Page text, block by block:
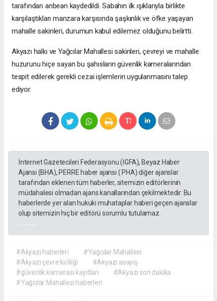
tarafından anbean kaydedildi. Sabahın ilk ışıklarıyla birlikte
karşılaştıkları manzara karşısında şaşkınlık ve öfke yaşayan
mahalle sakinleri, durumun kabul edilemez olduğunu belirtti.
Akyazı halkı ve Yağcılar Mahallesi sakinleri, çevreyi ve mahalle
huzurunu hiçe sayan bu şahısların güvenlik kameralarından
tespit edilerek gerekli cezai işlemlerin uygulanmasını talep
ediyor.
İnternet Gazetecileri Federasyonu (İGFA), Beyaz Haber
Ajansı (BHA), PERRE haber ajansı ( PHA) diğer ajanslar
tarafından eklenen tüm haberler, sitemizin editörlerinin
müdahalesi olmadan ajans kanallarından çekilmektedir. Bu
haberlerde yer alan hukuki muhataplar haberi geçen ajanslar
olup sitemizin hiç bir editörü sorumlu tutulamaz.
#Akyazı haberleri
#Yağcılar Mahallesi
#Akyazı çevre kirliliği
#Akyazı asayiş
#güvenlik kamerası kayıtları
#Akyazı son dakika
#Yağcılar Mahallesi haberleri